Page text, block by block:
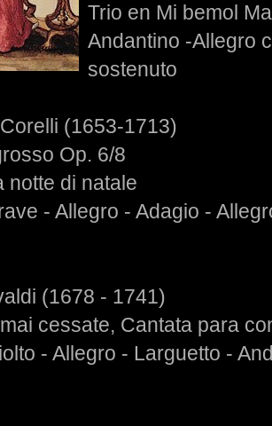
Trio en Mi bemol
Andantino -Allegro
sostenuto
(1653-1713)
Op. 6/8
notte di natale
- Allegro - Adagio -
(1678 - 1741)
cessate, Cantata para
- Allegro - Larguetto -